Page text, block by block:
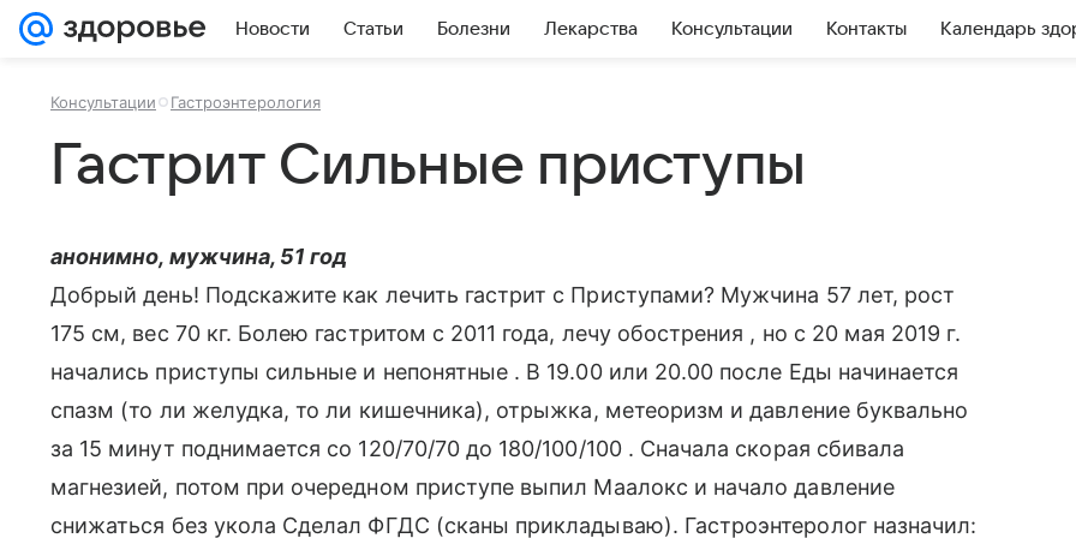
Новости Статьи Болезни Лекарства Консультации Контакты Календарь
Консультации Гастроэнтерология
Гастрит Сильные приступы
анонимно, мужчина, 51 год
Добрый день! Подскажите как лечить гастрит с Приступами? Мужчина 57 лет, рост
175 см, вес 70 кг. Болею гастритом с 2011 года, лечу обострения , но с 20 мая 2019 г.
начались приступы сильные и непонятные . В 19.00 или 20.00 после Еды начинается
спазм (то ли желудка, то ли кишечника), отрыжка, метеоризм и давление буквально
за 15 минут поднимается со 120/70/70 до 180/100/100 . Сначала скорая сбивала
магнезией, потом при очередном приступе выпил Маалокс и начало давление
снижаться без укола Сделал ФГДС (сканы прикладываю). Гастроэнтеролог назначил: